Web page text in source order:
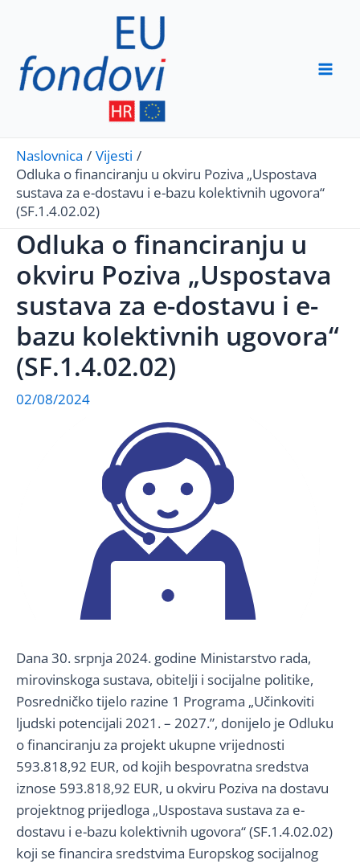
content
Naslovnica
Vijesti
Odluka o financiranju u okviru Poziva „Uspostava
sustava za e-dostavu i e-bazu kolektivnih ugovora“
(SF.1.4.02.02)
Odluka o financiranju u
okviru Poziva „Uspostava
sustava za e-dostavu i e-
bazu kolektivnih ugovora“
(SF.1.4.02.02)
02/08/2024
Dana 30. srpnja 2024. godine Ministarstvo rada,
mirovinskoga sustava, obitelji i socijalne politike,
Posredničko tijelo razine 1 Programa „Učinkoviti
ljudski potencijali 2021. – 2027.”, donijelo je Odluku
o financiranju za projekt ukupne vrijednosti
593.818,92 EUR, od kojih bespovratna sredstva
iznose 593.818,92 EUR, u okviru Poziva na dostavu
projektnog prijedloga „Uspostava sustava za e-
dostavu i e-bazu kolektivnih ugovora“ (SF.1.4.02.02)
koji se financira sredstvima Europskog socijalnog